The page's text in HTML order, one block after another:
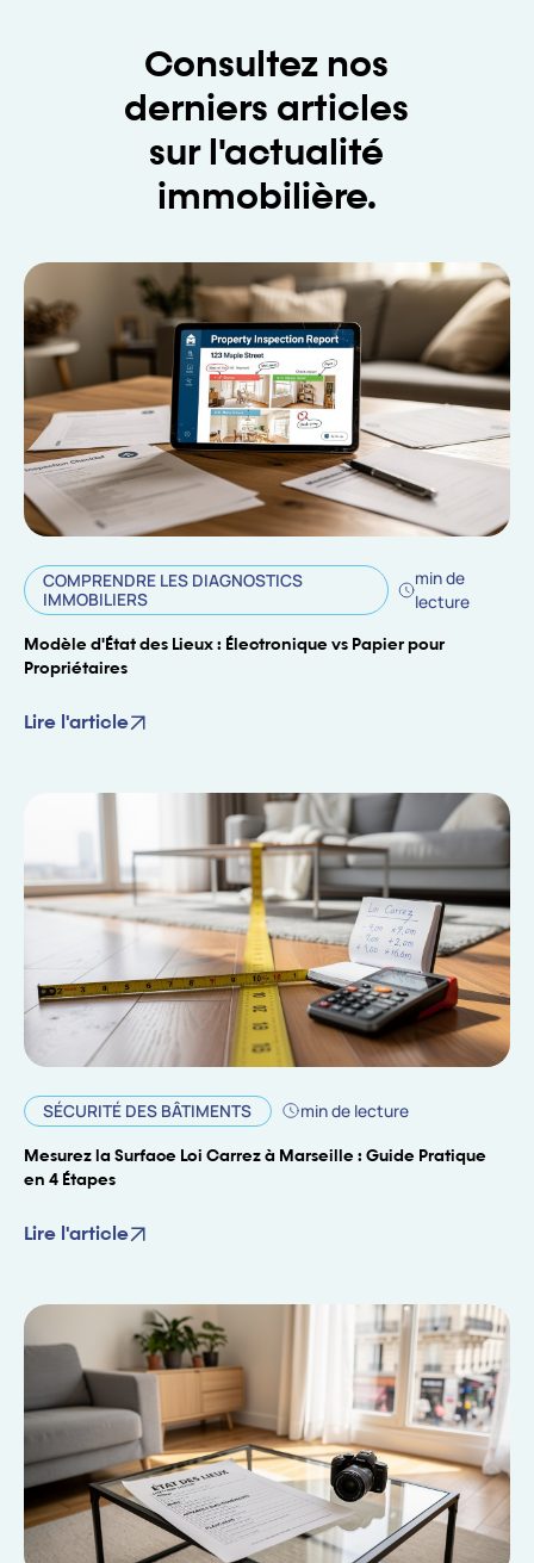
Consultez nos
derniers articles
sur l'actualité
immobilière.
COMPRENDRE LES DIAGNOSTICS
IMMOBILIERS
min de
lecture
Modèle d'État des Lieux : Électronique vs Papier pour
Propriétaires
Lire l'article
SÉCURITÉ DES BÂTIMENTS min de lecture
Mesurez la Surface Loi Carrez à Marseille : Guide Pratique
en 4 Étapes
Lire l'article